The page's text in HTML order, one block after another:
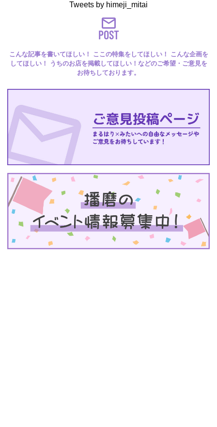
Tweets by himeji_mitai
POST
こんな記事を書いてほしい！ ここの特集をしてほしい！ こんな企画を
してほしい！ うちのお店を掲載してほしい！などのご希望・ご意見を
お待ちしております。